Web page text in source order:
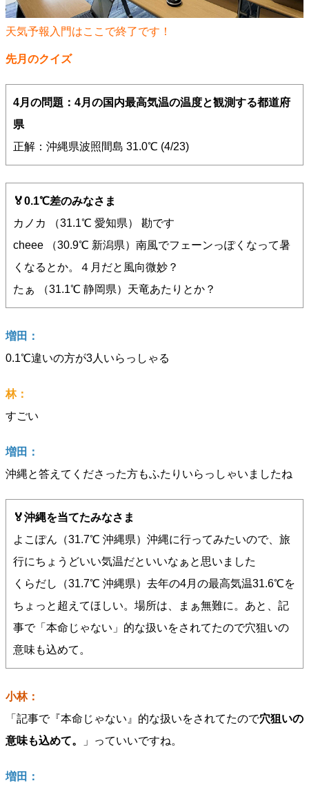
天気予報入門はここで終了です！
先月のクイズ
4月の問題：4月の国内最高気温の温度と観測する都道府
県
正解：沖縄県波照間島 31.0℃ (4/23)
🏅0.1℃差のみなさま
カノカ （31.1℃ 愛知県） 勘です
cheee （30.9℃ 新潟県）南風でフェーンっぽくなって暑
くなるとか。４月だと風向微妙？
たぁ （31.1℃ 静岡県）天竜あたりとか？
増田：
0.1℃違いの方が3人いらっしゃる
林：
すごい
増田：
沖縄と答えてくださった方もふたりいらっしゃいましたね
🏅沖縄を当てたみなさま
よこぽん（31.7℃ 沖縄県）沖縄に行ってみたいので、旅
行にちょうどいい気温だといいなぁと思いました
くらだし（31.7℃ 沖縄県）去年の4月の最高気温31.6℃を
ちょっと超えてほしい。場所は、まぁ無難に。あと、記
事で「本命じゃない」的な扱いをされてたので穴狙いの
意味も込めて。
小林：
「記事で『本命じゃない』的な扱いをされてたので穴狙いの
意味も込めて。
」っていいですね。
増田：